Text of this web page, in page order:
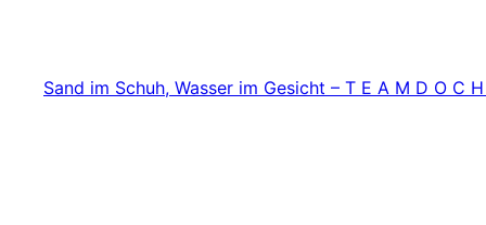
springen
Sand im Schuh, Wasser im Gesicht – T E A M D O C